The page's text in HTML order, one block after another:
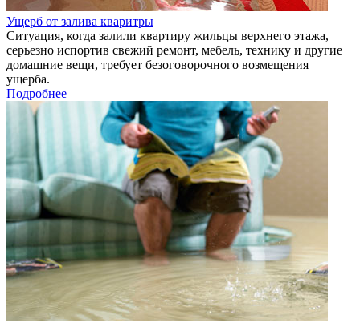
Ущерб от залива кваритры
Ситуация, когда залили квартиру жильцы верхнего этажа,
серьезно испортив свежий ремонт, мебель, технику и другие
домашние вещи, требует безоговорочного возмещения
ущерба.
Подробнее